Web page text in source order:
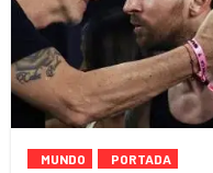
MUNDO PORTADA